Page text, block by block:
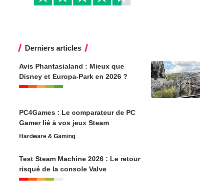
Derniers articles
Avis Phantasialand : Mieux que
Disney et Europa-Park en 2026 ?
PC4Games : Le comparateur de PC
Gamer lié à vos jeux Steam
Hardware & Gaming
Test Steam Machine 2026 : Le retour
risqué de la console Valve